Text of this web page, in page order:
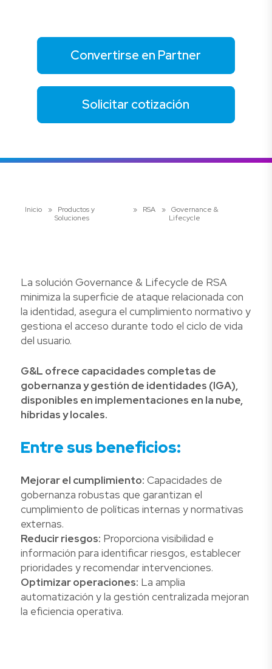
Convertirse en Partner
Solicitar cotización
Inicio »
Productos y
Soluciones
» RSA » Governance &
Lifecycle
La solución Governance & Lifecycle de RSA
minimiza la superficie de ataque relacionada con
la identidad, asegura el cumplimiento normativo y
gestiona el acceso durante todo el ciclo de vida
del usuario.
G&L ofrece capacidades completas de
gobernanza y gestión de identidades (IGA),
disponibles en implementaciones en la nube,
híbridas y locales.
Entre sus beneficios:
Mejorar el cumplimiento: Capacidades de
gobernanza robustas que garantizan el
cumplimiento de políticas internas y normativas
externas.
Reducir riesgos: Proporciona visibilidad e
información para identificar riesgos, establecer
prioridades y recomendar intervenciones.
Optimizar operaciones: La amplia
automatización y la gestión centralizada mejoran
la eficiencia operativa.